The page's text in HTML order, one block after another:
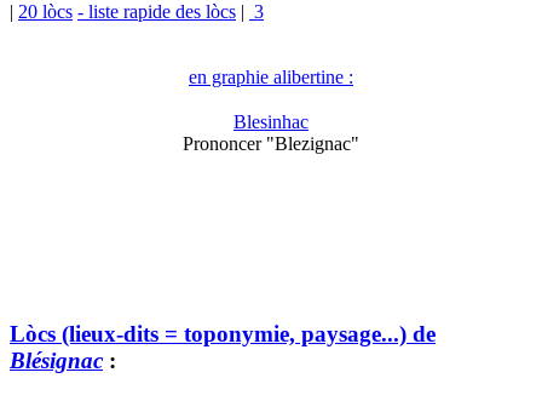
| 20 lòcs - liste rapide des lòcs | 3
en graphie alibertine :
Blesinhac
Prononcer "Blezignac"
Lòcs (lieux-dits = toponymie, paysage...) de
Blésignac :